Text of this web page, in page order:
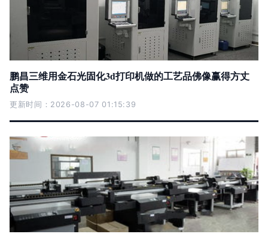
鹏昌三维用金石光固化3d打印机做的工艺品佛像赢得方丈
点赞
更新时间：2026-08-07 01:15:39